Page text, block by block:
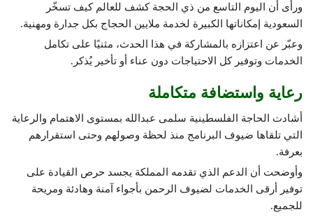
ورأى أن اليوم التاسع من ذي الحجة كشف للعالم كيف تسخّر
السعودية إمكاناتها الكبيرة لخدمة ملايين الحجاج بكل جدارة ومهنية.
وعبّر عن اعتزازه بالمشاركة في هذا الحدث، مثنيًا على تكامل
الخدمات وتوفير كل الاحتياجات دون عناء أو تأخير يُذكر.
رعاية واستضافة متكاملة
أشادت الحاجة الفلسطينية سلمى عبدالله بمستوى الاهتمام والرعاية
التي تلقاها ضيوف البرنامج منذ لحظة وصولهم وحتى استقرارهم
بعرفة.
وأوضحت أن الدعم الذي تقدمه المملكة يجسد حرص القيادة على
توفير أرقى الخدمات لضيوف الرحمن بأجواء آمنة وهادئة ومريحة
للجميع.